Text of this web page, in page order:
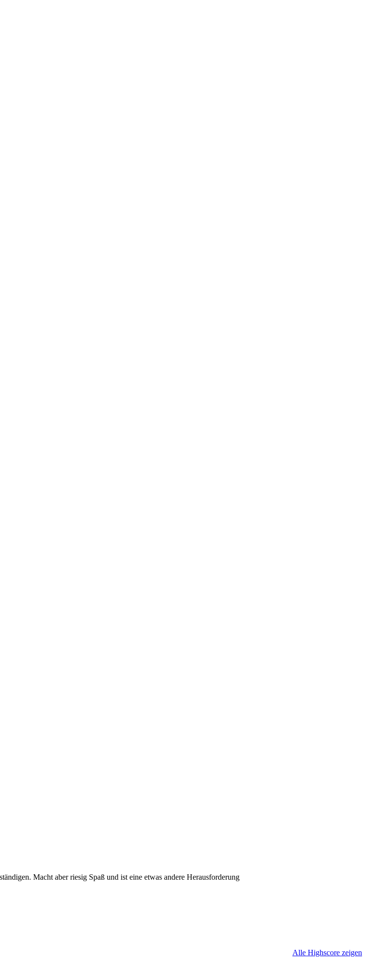
Macht aber riesig Spaß und ist eine etwas andere Herausforderung
Alle Highscore zeigen